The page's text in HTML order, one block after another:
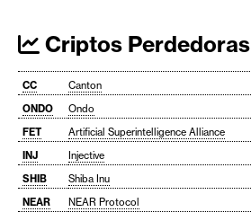
Criptos Perdedoras
CC Canton
ONDO
Ondo
FET
Artificial Superintelligence Alliance
INJ
Injective
SHIB
Shiba Inu
NEAR
NEAR Protocol